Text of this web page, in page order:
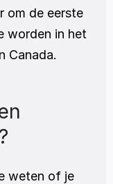
om de eerste
worden in het
Canada.
weten of je